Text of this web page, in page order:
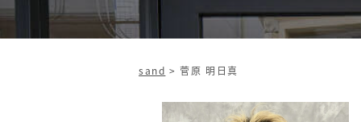
sand >菅原 明日真